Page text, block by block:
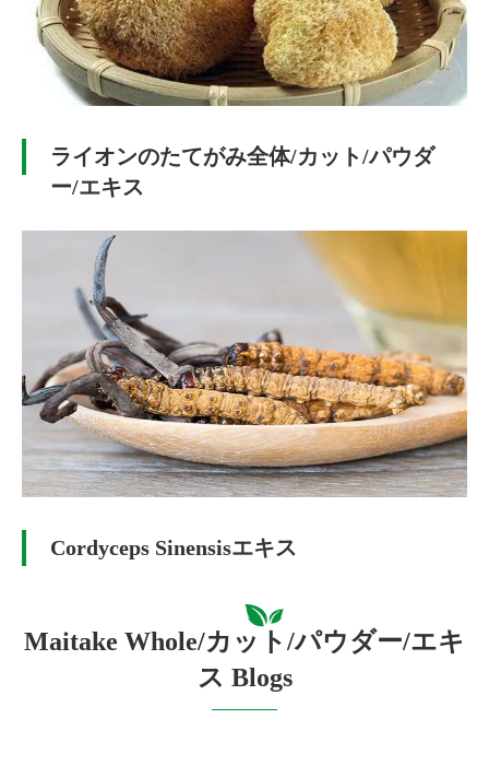
ライオンのたてがみ全体/カット/パウダ
ー/エキス
Cordyceps Sinensisエキス
Maitake Whole/カット/パウダー/エキ
ス Blogs